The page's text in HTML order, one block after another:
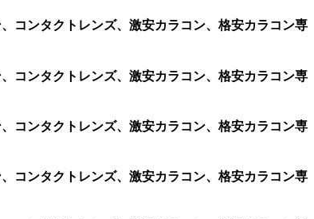
コンタクトレンズ、激安カラコン、格安カラコン専
コンタクトレンズ、激安カラコン、格安カラコン専
コンタクトレンズ、激安カラコン、格安カラコン専
コンタクトレンズ、激安カラコン、格安カラコン専